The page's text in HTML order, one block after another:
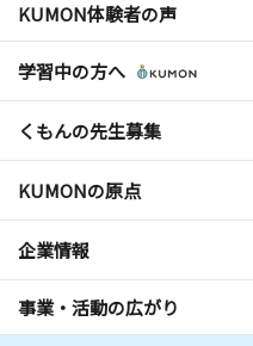
KUMON体験者の声
学習中の方へ
くもんの先生募集
KUMONの原点
企業情報
事業・活動の広がり